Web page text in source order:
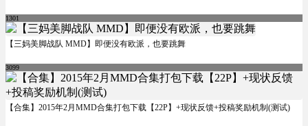
1301
【三妈美脚战队 MMD】即便没有欧派，也要跳舞
3099
【合集】2015年2月MMD合集打包下载【22P】+现状反馈+投稿奖励机制(测试)